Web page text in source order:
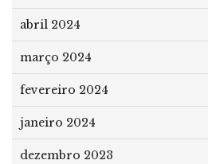
abril 2024
março 2024
fevereiro 2024
janeiro 2024
dezembro 2023